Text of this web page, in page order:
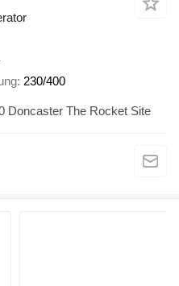
230/400
Vereinigtes Königreich, DN10 Doncaster The Rocket Site